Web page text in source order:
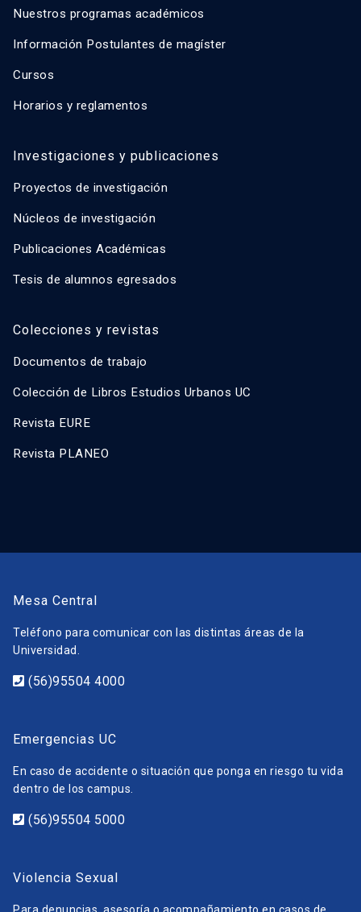
Nuestros programas académicos
Información Postulantes de magíster
Cursos
Horarios y reglamentos
Investigaciones y publicaciones
Proyectos de investigación
Núcleos de investigación
Publicaciones Académicas
Tesis de alumnos egresados
Colecciones y revistas
Documentos de trabajo
Colección de Libros Estudios Urbanos UC
Revista EURE
Revista PLANEO
Mesa Central
Teléfono para comunicar con las distintas áreas de la
Universidad.
(56)95504 4000
Emergencias UC
En caso de accidente o situación que ponga en riesgo tu vida
dentro de los campus.
(56)95504 5000
Violencia Sexual